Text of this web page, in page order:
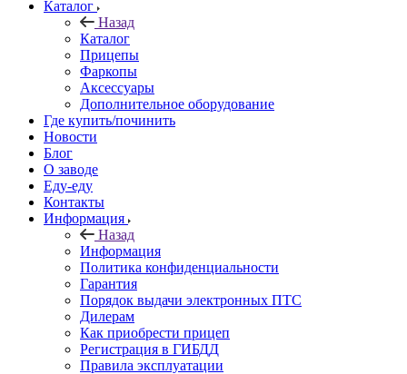
Каталог
Назад
Каталог
Прицепы
Фаркопы
Аксессуары
Дополнительное оборудование
Где купить/починить
Новости
Блог
О заводе
Еду-еду
Контакты
Информация
Назад
Информация
Политика конфиденциальности
Гарантия
Порядок выдачи электронных ПТС
Дилерам
Как приобрести прицеп
Регистрация в ГИБДД
Правила эксплуатации